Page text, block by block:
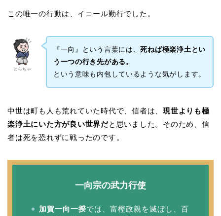
この唯一の行動は、イコール勤行でした。
とらちゃ
『一向』という言葉には、死ねば極楽浄土とい
う一つの行き先がある。
という意味も内包しているような気がします。
中世は町も人も荒れていた時代で、信者は、現世よりも極
楽浄土にいた方が良い世界だと思いました。そのため、信
者は死を恐れずに戦ったのです。
一向宗の武力行使
加賀一向一揆では、富樫政親を滅ぼし、百